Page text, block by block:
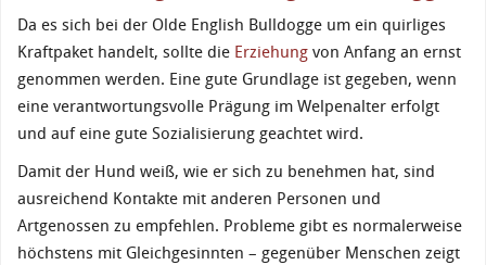
Da es sich bei der Olde English Bulldogge um ein quirliges
Kraftpaket handelt, sollte die Erziehung von Anfang an ernst
genommen werden. Eine gute Grundlage ist gegeben, wenn
eine verantwortungsvolle Prägung im Welpenalter erfolgt
und auf eine gute Sozialisierung geachtet wird.
Damit der Hund weiß, wie er sich zu benehmen hat, sind
ausreichend Kontakte mit anderen Personen und
Artgenossen zu empfehlen. Probleme gibt es normalerweise
höchstens mit Gleichgesinnten – gegenüber Menschen zeigt